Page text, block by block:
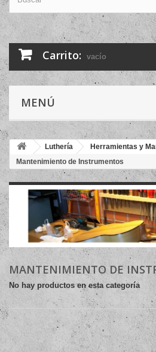
Carrito: vacío
MENÚ
Luthería
Herramientas y
Mantenimiento de Instrumentos
MANTENIMIENTO DE
No hay productos en esta categoría